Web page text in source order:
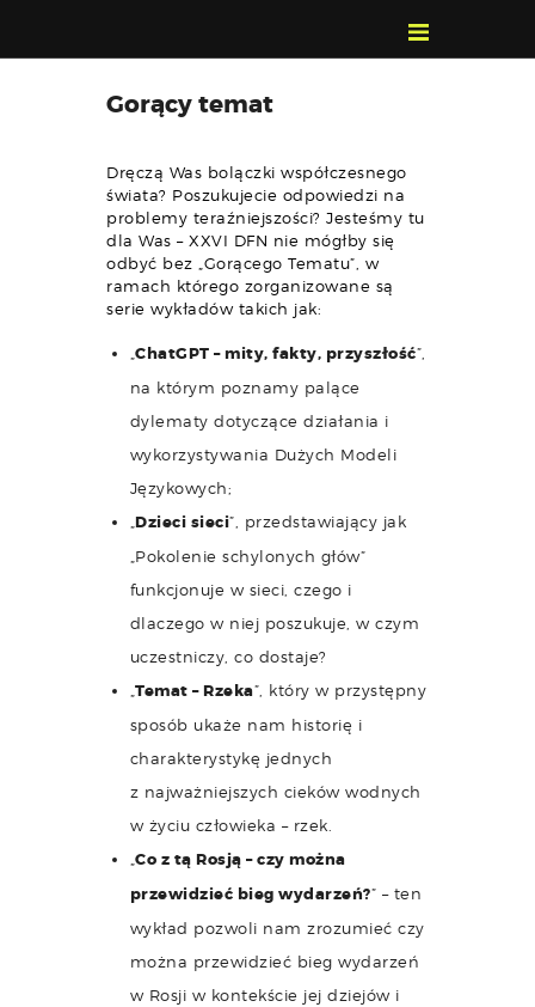
POZNAJ, POLUB,
PAMIĘTAJ!
O FESTIWALU
PROGRAM
KONTAKT
WYSZUKIWARKA
WYDARZEŃ
Gorący temat
Dręczą Was bolączki współczesnego
świata? Poszukujecie odpowiedzi na
problemy teraźniejszości? Jesteśmy tu
dla Was – XXVI DFN nie mógłby się
odbyć bez „Gorącego Tematu”, w
ramach którego zorganizowane są
serie wykładów takich jak:
ChatGPT – mity, fakty, przyszłość”,
na którym poznamy palące
dylematy dotyczące działania i
wykorzystywania Dużych Modeli
Językowych;
Dzieci sieci”, przedstawiający jak
„Pokolenie schylonych głów”
funkcjonuje w sieci, czego i
dlaczego w niej poszukuje, w czym
uczestniczy, co dostaje?
Temat – Rzeka”, który w przystępny
sposób ukaże nam historię i
charakterystykę jednych
z najważniejszych cieków wodnych
w życiu człowieka – rzek.
Co z tą Rosją – czy można
przewidzieć bieg wydarzeń?” – ten
wykład pozwoli nam zrozumieć czy
można przewidzieć bieg wydarzeń
w Rosji w kontekście jej dziejów i